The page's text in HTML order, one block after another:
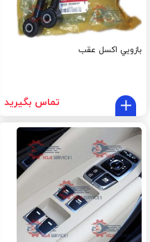
بازويي اکسل عقب
تماس بگیرید